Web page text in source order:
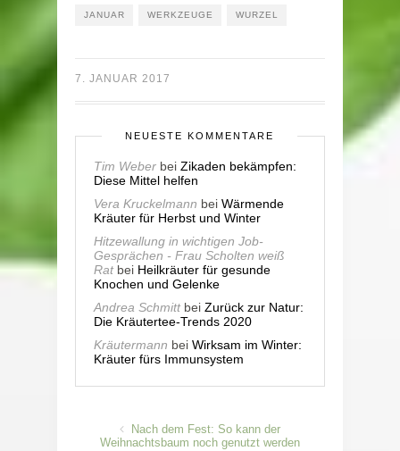
JANUAR WERKZEUGE WURZEL
7. JANUAR 2017
NEUESTE KOMMENTARE
Tim Weber bei Zikaden bekämpfen:
Diese Mittel helfen
Vera Kruckelmann bei Wärmende
Kräuter für Herbst und Winter
Hitzewallung in wichtigen Job-
Gesprächen - Frau Scholten weiß
Ratbei Heilkräuter für gesunde
Knochen und Gelenke
Andrea Schmittbei Zurück zur Natur:
Die Kräutertee-Trends 2020
Kräutermann bei Wirksam im Winter:
Kräuter fürs Immunsystem
Nach dem Fest: So kann der
Weihnachtsbaum noch genutzt werden